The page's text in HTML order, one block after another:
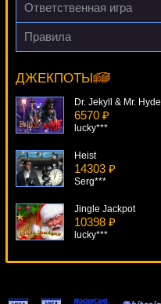
sgvwood***
Ответственная игра
Правила
ДЖЕКПОТЫ
Ghost Pirates
Egoistik***
Dr. Jekyll & Mr. Hyde
6570 ₽
lucky***
Heist
14303 ₽
Serg***
Jingle Jackpot
10398 ₽
lucky***
Mamma Mia